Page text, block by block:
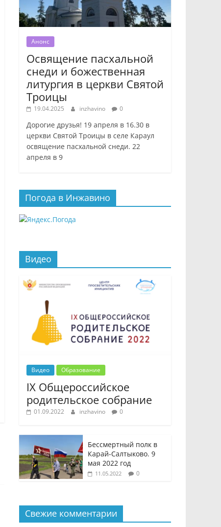
Анонс
Освящение пасхальной
снеди и божественная
литургия в церкви Святой
Троицы
19.04.2025 inzhavino 0
Дорогие друзья! 19 апреля в 16.30 в
церкви Святой Троицы в селе Караул
освящение пасхальной снеди. 22
апреля в 9
Погода в Инжавино
Видео
Видео Образование
IX Общероссийское
родительское собрание
01.09.2022 inzhavino 0
Бессмертный полк в
Карай-Салтыково. 9
мая 2022 год
11.05.2022 0
Свежие комментарии